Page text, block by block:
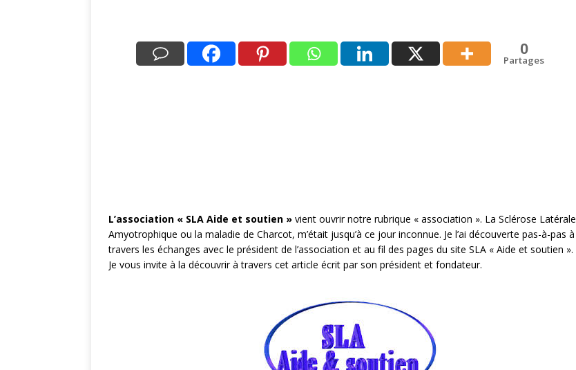
0
Partages
L’association « SLA Aide et soutien » vient ouvrir notre rubrique « association ». La Sclérose Latérale
Amyotrophique ou la maladie de Charcot, m’était jusqu’à ce jour inconnue. Je l’ai découverte pas-à-pas à
travers les échanges avec le président de l’association et au fil des pages du site SLA « Aide et soutien ».
Je vous invite à la découvrir à travers cet article écrit par son président et fondateur.